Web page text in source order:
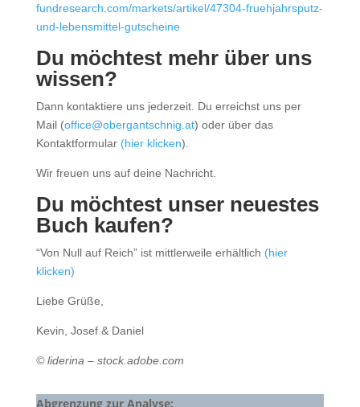
fundresearch.com/markets/artikel/47304-fruehjahrsputz-
und-lebensmittel-gutscheine
Du möchtest mehr über uns
wissen?
Dann kontaktiere uns jederzeit. Du erreichst uns per
Mail (office@obergantschnig.at) oder über das
Kontaktformular (hier klicken).
Wir freuen uns auf deine Nachricht.
Du möchtest unser neuestes
Buch kaufen?
“Von Null auf Reich” ist mittlerweile erhältlich (hier
klicken)
Liebe Grüße,
Kevin, Josef & Daniel
© liderina – stock.adobe.com
Abgrenzung zur Analyse: